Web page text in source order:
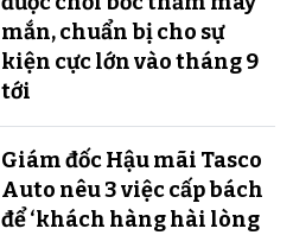
mắn, chuẩn bị cho sự
kiện cực lớn vào tháng 9
tới
Giám đốc Hậu mãi Tasco
Auto nêu 3 việc cấp bách
để ‘khách hàng hài lòng